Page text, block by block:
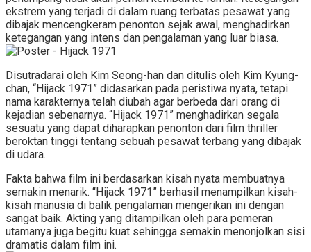
ekstrem yang terjadi di dalam ruang terbatas pesawat yang
dibajak mencengkeram penonton sejak awal, menghadirkan
ketegangan yang intens dan pengalaman yang luar biasa.
Disutradarai oleh Kim Seong-han dan ditulis oleh Kim Kyung-
chan, “Hijack 1971” didasarkan pada peristiwa nyata, tetapi
nama karakternya telah diubah agar berbeda dari orang di
kejadian sebenarnya. “Hijack 1971” menghadirkan segala
sesuatu yang dapat diharapkan penonton dari film thriller
beroktan tinggi tentang sebuah pesawat terbang yang dibajak
di udara.
Fakta bahwa film ini berdasarkan kisah nyata membuatnya
semakin menarik. “Hijack 1971” berhasil menampilkan kisah-
kisah manusia di balik pengalaman mengerikan ini dengan
sangat baik. Akting yang ditampilkan oleh para pemeran
utamanya juga begitu kuat sehingga semakin menonjolkan sisi
dramatis dalam film ini.